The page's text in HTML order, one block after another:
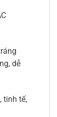
dễ
tinh tế,